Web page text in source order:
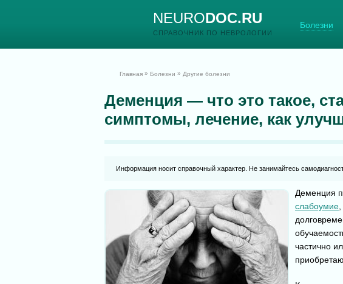
NEURODOC.RU
СПРАВОЧНИК ПО НЕВРОЛОГИИ
Болезни
Главная » Болезни » Другие болезни
Деменция — что это такое,
симптомы, лечение, как
Информация носит справочный характер. Не занимайтесь
Деменция
слабоумие
частично